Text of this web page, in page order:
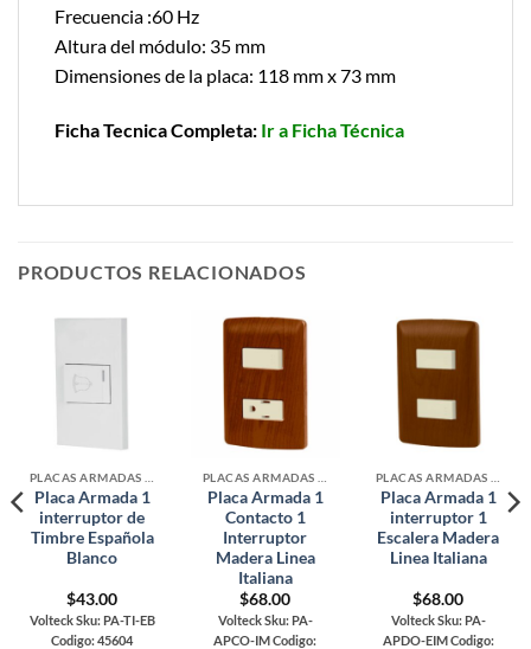
Frecuencia :60 Hz
Altura del módulo: 35 mm
Dimensiones de la placa: 118 mm x 73 mm
Ficha Tecnica Completa: Ir a Ficha Técnica
PRODUCTOS RELACIONADOS
Placa Armada 1
interruptor de
Timbre Española
Blanco
$43.00
Volteck Sku: PA-TI-EB
Codigo: 45604
Placa Armada 1
Contacto 1
Interruptor
Madera Linea
Italiana
$68.00
Volteck Sku: PA-
APCO-IM Codigo:
Placa Armada 1
interruptor 1
Escalera Madera
Linea Italiana
$68.00
Volteck Sku: PA-
APDO-EIM Codigo: